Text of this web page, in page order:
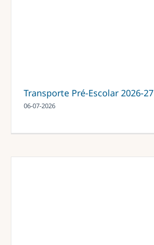
Transporte Pré-Escolar 2026-27
06-07-2026